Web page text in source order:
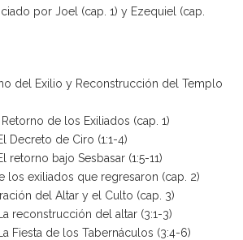
por Joel (cap. 1) y Ezequiel (cap.
del Exilio y Reconstrucción del Templo
Retorno de los Exiliados (cap. 1)
Decreto de Ciro (1:1-4)
retorno bajo Sesbasar (1:5-11)
los exiliados que regresaron (cap. 2)
del Altar y el Culto (cap. 3)
La reconstrucción del altar (3:1-3)
La Fiesta de los Tabernáculos (3:4-6)